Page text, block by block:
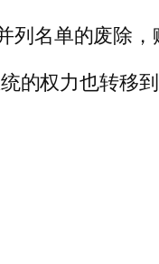
列名单的废除，
的权力也转移